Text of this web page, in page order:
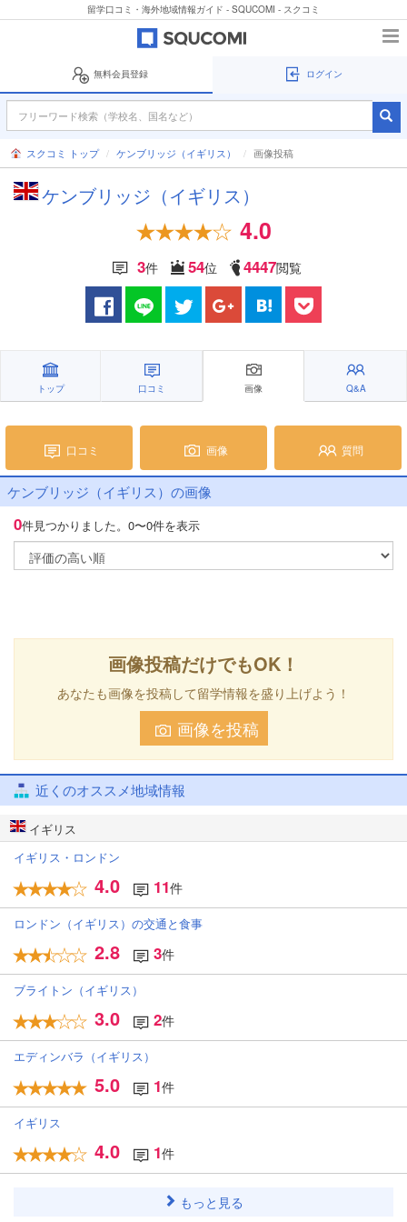
留学口コミ・海外地域情報ガイド - SQUCOMI - スクコミ
無料会員登録 ログイン
スクコミ トップ ケンブリッジ（イギリス） 画像投稿
ケンブリッジ（イギリス）
4.0
3件 54位 4447閲覧
トップ 口コミ 画像 Q&A
口コミ 画像 質問
ケンブリッジ（イギリス）の画像
0件見つかりました。 0〜0件を表示
画像投稿だけでもOK！
あなたも画像を投稿して留学情報を盛り上げよう！
画像を投稿
近くのオススメ地域情報
イギリス
イギリス・ロンドン
4.0 11件
ロンドン（イギリス）の交通と食事
2.8 3件
ブライトン（イギリス）
3.0 2件
エディンバラ（イギリス）
5.0 1件
イギリス
4.0 1件
もっと見る